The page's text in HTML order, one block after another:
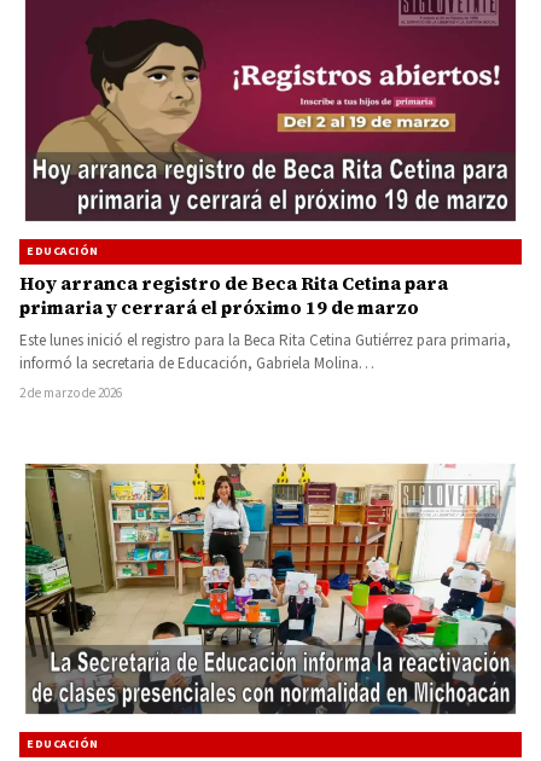
EDUCACIÓN
Hoy arranca registro de Beca Rita Cetina para
primaria y cerrará el próximo 19 de marzo
Este lunes inició el registro para la Beca Rita Cetina Gutiérrez para primaria,
informó la secretaria de Educación, Gabriela Molina…
2 de marzo de 2026
EDUCACIÓN